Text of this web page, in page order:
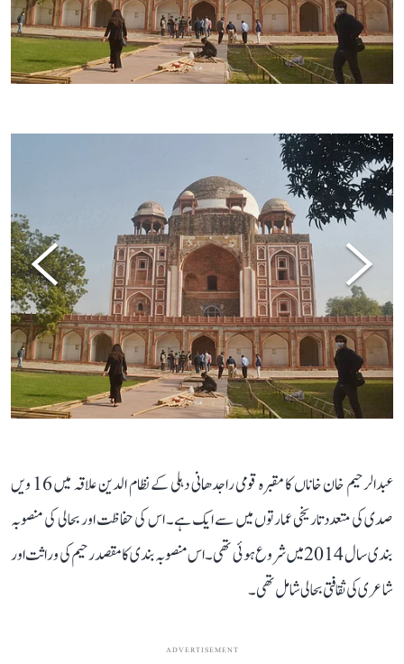
عبدالرحیم خان خاناں کا مقبرہ قومی راجدھانی دہلی کے نظام الدین علاقہ میں 16 ویں
صدی کی متعدد تاریخی عمارتوں میں سے ایک ہے۔ اس کی حفاظت اور بحالی کی منصوبہ
بندی سال 2014 میں شروع ہوئی تھی۔ اس منصوبہ بندی کا مقصد رحیم کی وراثت اور
شاعری کی ثقافتی بحالی شامل تھی۔
ADVERTISEMENT